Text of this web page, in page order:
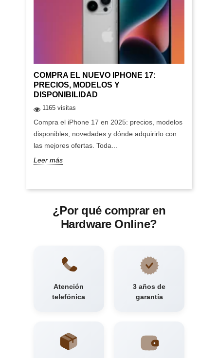
COMPRA EL NUEVO IPHONE 17:
PRECIOS, MODELOS Y
DISPONIBILIDAD
1165 visitas
Compra el iPhone 17 en 2025: precios, modelos
disponibles, novedades y dónde adquirirlo con
las mejores ofertas. Toda...
Leer más
¿Por qué comprar en
Hardware Online?
Atención
telefónica
3 años de
garantía